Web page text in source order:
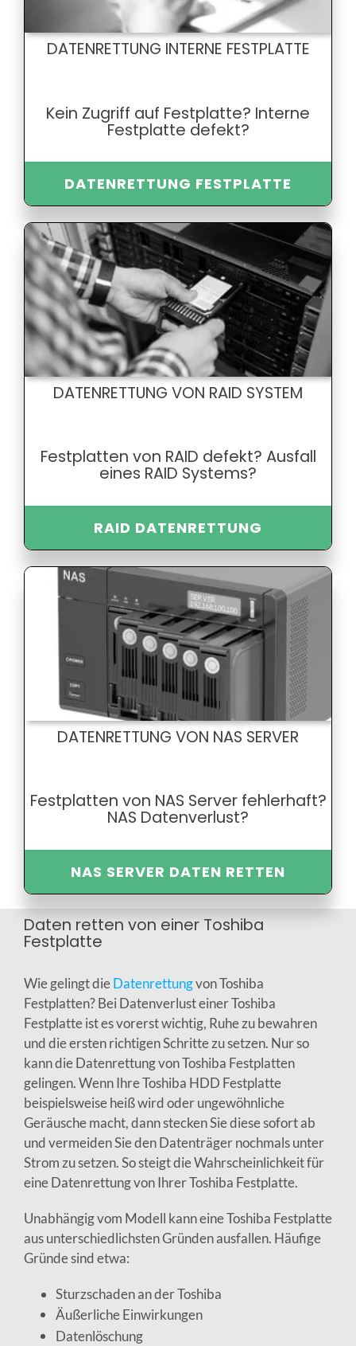
DATENRETTUNG INTERNE FESTPLATTE
Kein Zugriff auf Festplatte? Interne
Festplatte defekt?
DATENRETTUNG FESTPLATTE
DATENRETTUNG VON RAID SYSTEM
Festplatten von RAID defekt? Ausfall
eines RAID Systems?
RAID DATENRETTUNG
DATENRETTUNG VON NAS SERVER
Festplatten von NAS Server fehlerhaft?
NAS Datenverlust?
NAS SERVER DATEN RETTEN
Daten retten von einer Toshiba
Festplatte
Wie gelingt dieDatenrettungvon Toshiba
Festplatten? Bei Datenverlust einer Toshiba
Festplatte ist es vorerst wichtig, Ruhe zu bewahren
und die ersten richtigen Schritte zu setzen. Nur so
kann die Datenrettung von Toshiba Festplatten
gelingen. Wenn Ihre Toshiba HDD Festplatte
beispielsweise heiß wird oder ungewöhnliche
Geräusche macht, dann stecken Sie diese sofort ab
und vermeiden Sie den Datenträger nochmals unter
Strom zu setzen. So steigt die Wahrscheinlichkeit für
eine Datenrettung von Ihrer Toshiba Festplatte.
Unabhängig vom Modell kann eine Toshiba Festplatte
aus unterschiedlichsten Gründen ausfallen. Häufige
Gründe sind etwa:
Sturzschaden an der Toshiba
Äußerliche Einwirkungen
Datenlöschung